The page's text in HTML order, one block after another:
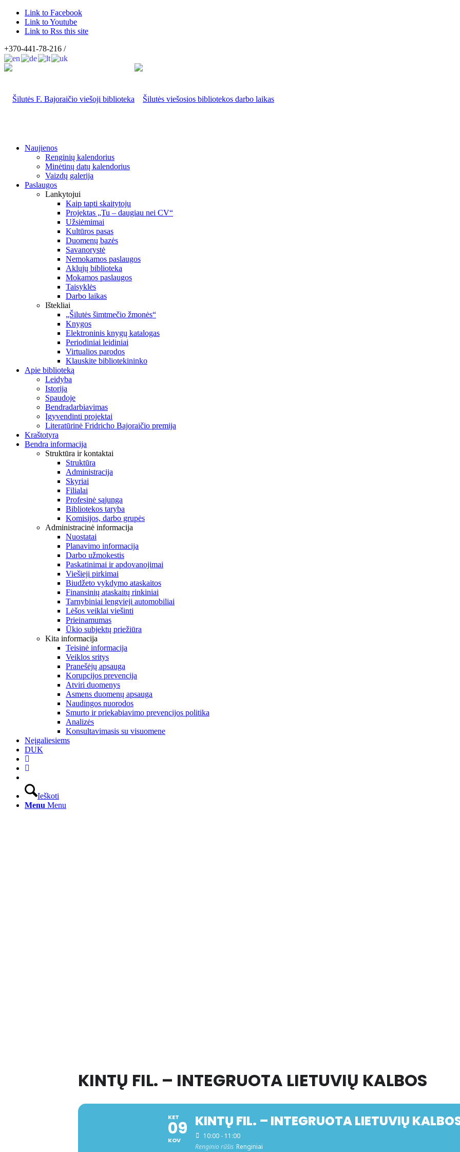
Link to Facebook
Link to Youtube
Link to Rss this site
+370-441-78-216 /
Naujienos
Renginių kalendorius
Minėtinų datų kalendorius
Vaizdų galerija
Paslaugos
Lankytojui
Kaip tapti skaitytoju
Projektas „Tu – daugiau nei CV“
Užsiėmimai
Kultūros pasas
Duomenų bazės
Savanorystė
Nemokamos paslaugos
Aklųjų biblioteka
Mokamos paslaugos
Taisyklės
Darbo laikas
Ištekliai
„Šilutės šimtmečio žmonės“
Knygos
Elektroninis knygų katalogas
Periodiniai leidiniai
Virtualios parodos
Klauskite bibliotekininko
Apie biblioteką
Leidyba
Istorija
Spaudoje
Bendradarbiavimas
Įgyvendinti projektai
Literatūrinė Fridricho Bajoraičio premija
Kraštotyra
Bendra informacija
Struktūra ir kontaktai
Struktūra
Administracija
Skyriai
Filialai
Profesinė sąjunga
Bibliotekos taryba
Komisijos, darbo grupės
Administracinė informacija
Nuostatai
Planavimo informacija
Darbo užmokestis
Paskatinimai ir apdovanojimai
Viešieji pirkimai
Biudžeto vykdymo ataskaitos
Finansinių ataskaitų rinkiniai
Tarnybiniai lengvieji automobiliai
Lėšos veiklai viešinti
Prieinamumas
Ūkio subjektų priežiūra
Kita informacija
Teisinė informacija
Veiklos sritys
Pranešėjų apsauga
Korupcijos prevencija
Atviri duomenys
Asmens duomenų apsauga
Naudingos nuorodos
Smurto ir priekabiavimo prevencijos politika
Analizės
Konsultavimasis su visuomene
Neįgaliesiems
DUK
Ieškoti
Menu Menu
KINTŲ FIL. – INTEGRUOTA LIETUVIŲ KALBOS
KET
09
KOV
KINTŲ FIL. – INTEGRUOTA LIETUVIŲ
10:00 - 11:00
Renginio rūšis Renginiai